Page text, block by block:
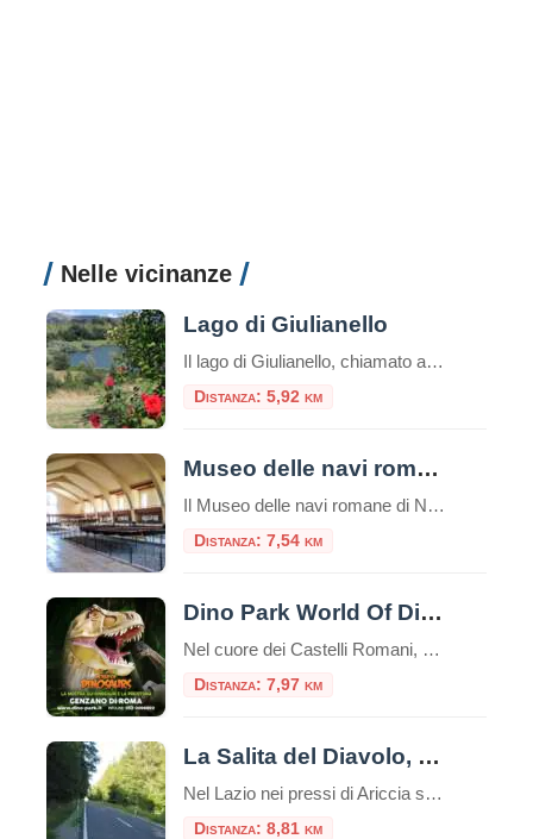
Nelle vicinanze
Lago di Giulianello
Il lago di Giulianello, chiamato anche "Lago La Torre" è il terzo lago vulcanico dei Colli Albani, dopo il Lago Albano e il lago di Nemi.
Distanza: 5,92 km
Museo delle navi romane di Nemi
Il Museo delle navi romane di Nemi è un luogo unico nel suo genere, che custodisce due preziose reliquie della storia romana: due scafi di navi dalle misure rispettivamente di m. 71,30 x 20 e m. 73 x 24. Risalenti una al I secolo d.C. e l’altra al II secolo d.C., entrambe ritrovate nel lago […]
Distanza: 7,54 km
Dino Park World Of Dinosaurs
Nel cuore dei Castelli Romani, a pochi chilometri da Roma, si nasconde un’esperienza unica che permette di fare un salto indietro nel tempo di milioni di anni. Il Dino Park World Of Dinosaurs di Genzano di Roma è un parco tematico dedicato interamente ai giganti del passato, che offre un’avventura coinvolgente ed educativa per tutta […]
Distanza: 7,97 km
La Salita del Diavolo, la strada antigravitazionale
Nel Lazio nei pressi di Ariccia sui Castelli Romani esiste una strada magica, la “Salita Stregata” o “Salita del Diavolo“: lungo una salita rettilinea, ogni cosa lasciata libera sul suolo, invece di scendere inizia a salire! La strada si trova precisamente al Km. 11,600 della Strada Statale 218, a pochi passi da Roma. Questo insolito […]
Distanza: 8,81 km